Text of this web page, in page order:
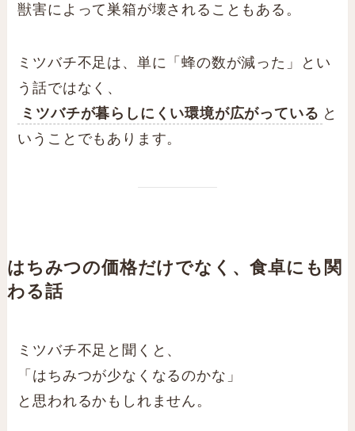
獣害によって巣箱が壊されることもある。
ミツバチ不足は、単に「蜂の数が減った」とい
う話ではなく、
ミツバチが暮らしにくい環境が広がっている と
いうことでもあります。
はちみつの価格だけでなく、食卓にも関
わる話
ミツバチ不足と聞くと、
「はちみつが少なくなるのかな」
と思われるかもしれません。